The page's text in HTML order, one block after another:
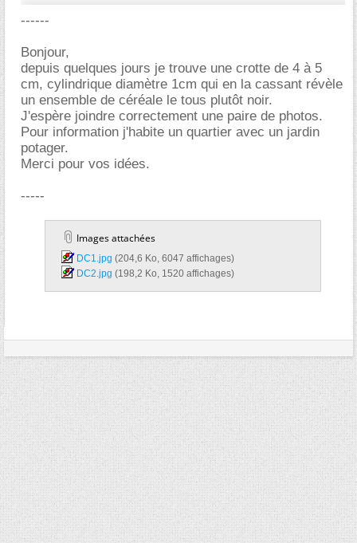
------
Bonjour,
depuis quelques jours je trouve une crotte de 4 à 5
cm, cylindrique diamètre 1cm qui en la cassant révèle
un ensemble de céréale le tous plutôt noir.
J'espère joindre correctement une paire de photos.
Pour information j'habite un quartier avec un jardin
potager.
Merci pour vos idées.
-----
Images attachées
DC1.jpg‎ (204,6 Ko, 6047 affichages)
DC2.jpg‎ (198,2 Ko, 1520 affichages)